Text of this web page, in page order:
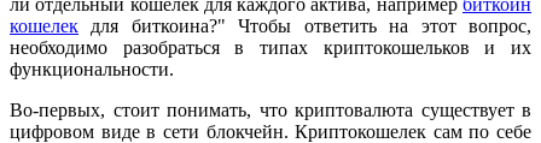
ли отдельный кошелек для каждого актива, например биткоин
кошелек для биткоина?" Чтобы ответить на этот вопрос,
необходимо разобраться в типах криптокошельков и их
функциональности.
Во-первых, стоит понимать, что криптовалюта существует в
цифровом виде в сети блокчейн. Криптокошелек сам по себе